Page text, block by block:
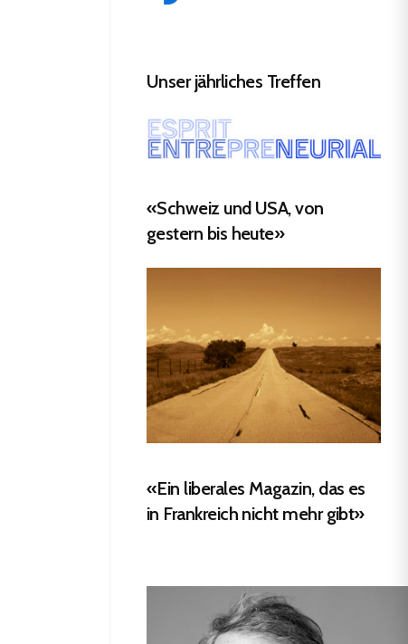
Unser jährliches Treffen
«Schweiz und USA, von
gestern bis heute»
«Ein liberales Magazin, das es
in Frankreich nicht mehr gibt»